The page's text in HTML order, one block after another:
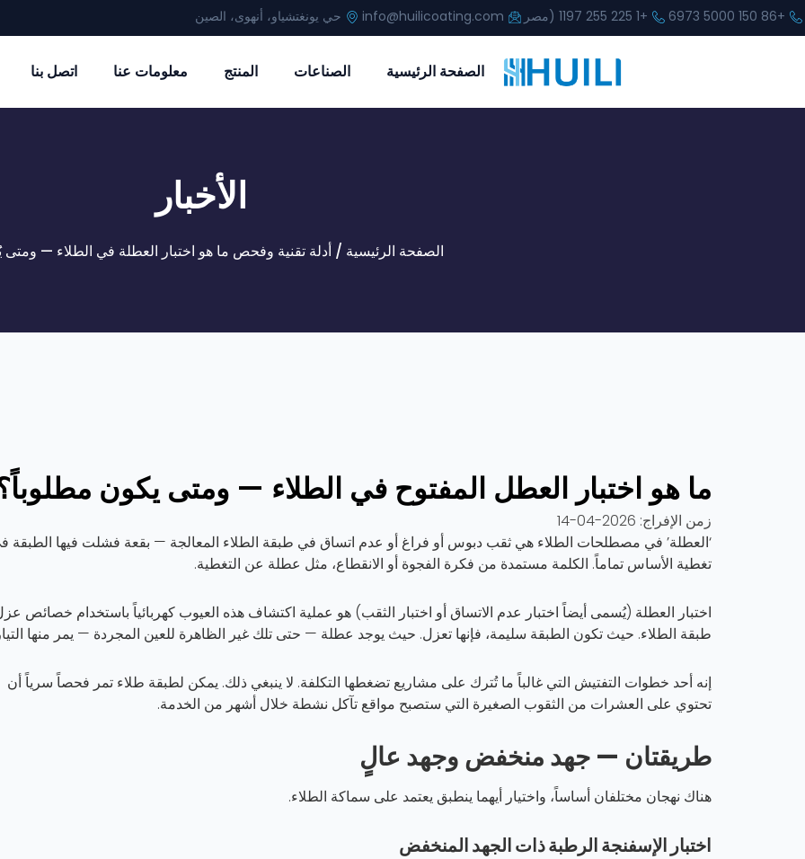
+86 150 5000 6973 +1 225 255 1197 (مصر info@huilicoating.com حي يونغتشياو، أنهوى، الصين
الصفحة الرئيسية الصناعات المنتج معلومات عنا اتصل بنا
الأخبار
الصفحة الرئيسية /أدلة تقنية وفحص ما هو اختبار العطلة في الطلاء —
ما هو اختبار العطل المفتوح في الطلاء — ومتى يكون
زمن الإفراج: 2026-04-14
‘العطلة’ في مصطلحات الطلاء هي ثقب دبوس أو فراغ أو عدم اتساق في طبقة الطلاء المعالجة — بقعة فشلت فيها الطبقة
تغطية الأساس تماماً. الكلمة مستمدة من فكرة الفجوة أو الانقطاع، مثل عطلة عن التغطية.
اختبار العطلة (يُسمى أيضاً اختبار عدم الاتساق أو اختبار الثقب) هو عملية اكتشاف هذه العيوب كهربائياً باستخدام خصائص
طبقة الطلاء. حيث تكون الطبقة سليمة، فإنها تعزل. حيث يوجد عطلة — حتى تلك غير الظاهرة للعين المجردة — يمر منها
إنه أحد خطوات التفتيش التي غالباً ما تُترك على مشاريع تضغطها التكلفة. لا ينبغي ذلك. يمكن لطبقة طلاء تمر فحصاً سرياً أن
تحتوي على العشرات من الثقوب الصغيرة التي ستصبح مواقع تآكل نشطة خلال أشهر من الخدمة.
طريقتان — جهد منخفض وجهد عالٍ
هناك نهجان مختلفان أساساً، واختيار أيهما ينطبق يعتمد على سماكة الطلاء.
اختبار الإسفنجة الرطبة ذات الجهد المنخفض